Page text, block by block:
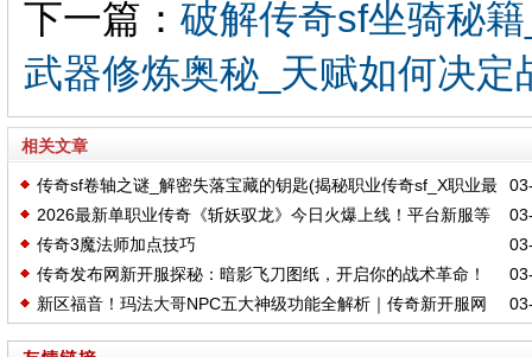
下一篇： 破解传奇sf坐骑秘
武器修炼奥秘_天赋如何决定
相关文章
传奇sf卷轴之谜_解密失落宝藏的钥匙(揭秘职业传奇sf_X职业最
强连招攻略)
2026最新单职业传奇《斩妖驭龙》今日火爆上线！平台新服等
你来战
传奇3魔法师加点技巧
传奇发布网新开服探秘：暗影飞刀图纸，开启你的战术革命！
新区福音！玛法大哥NPC五大神级功能全解析｜传奇新开服网
站大全首发